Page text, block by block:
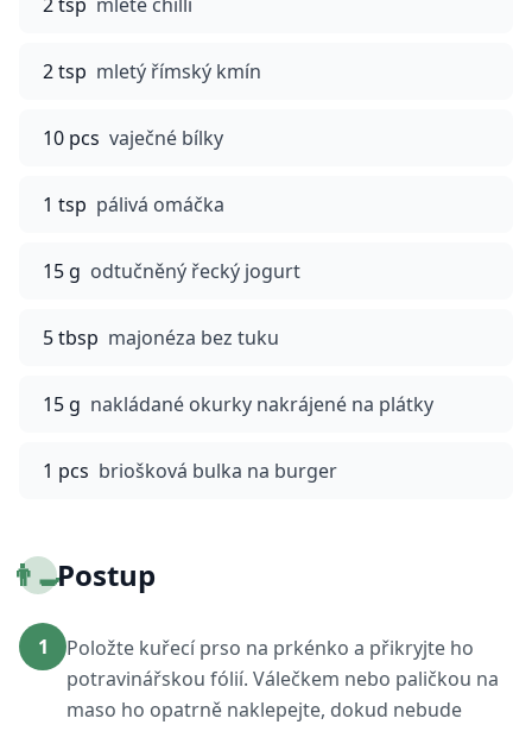
2 tsp mletý římský kmín
10 pcs vaječné bílky
1 tsp pálivá omáčka
15 g odtučněný řecký jogurt
5 tbsp majonéza bez tuku
15 g nakládané okurky nakrájené na plátky
1 pcs briošková bulka na burger
👨‍🍳Postup
1
Položte kuřecí prso na prkénko a přikryjte ho
potravinářskou fólií. Válečkem nebo paličkou na
maso ho opatrně naklepejte, dokud nebude